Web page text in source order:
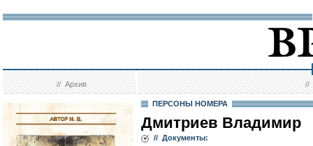
//Архив //
ПЕРСОНЫ НОМЕРА
Дмитриев Владимир
// Документы: